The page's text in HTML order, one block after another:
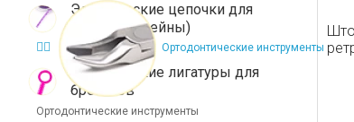
Ортодонтические инструменты
Ортодонтические инструменты
Эластические цепочки для
брекетов (чейны)
Эластические лигатуры для
брекетов